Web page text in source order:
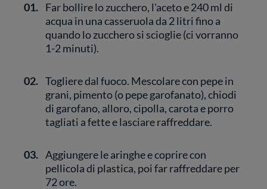
01. Far bollire lo zucchero, l'aceto e 240 ml di
acqua in una casseruola da 2 litri fino a
quando lo zucchero si scioglie (ci vorranno
1-2 minuti).
02. Togliere dal fuoco. Mescolare con pepe in
grani, pimento (o pepe garofanato), chiodi
di garofano, alloro, cipolla, carota e porro
tagliati a fette e lasciare raffreddare.
03. Aggiungere le aringhe e coprire con
pellicola di plastica, poi far raffreddare per
72 ore.